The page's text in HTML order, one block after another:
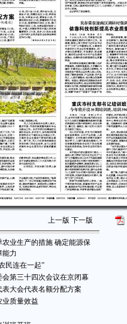
上一版 下一版
业生产的措施 确定能源保
能力
民连在一起”
第三十四次会议在京闭幕
大会代表名额分配方案
业质量效益